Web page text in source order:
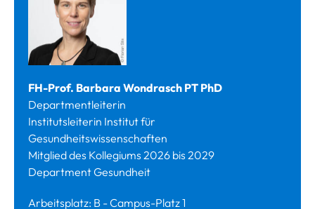
FH-Prof. Barbara Wondrasch PT PhD
Departmentleiterin
Institutsleiterin Institut für
Gesundheitswissenschaften
Mitglied des Kollegiums 2026 bis 2029
Department Gesundheit
Arbeitsplatz: B - Campus-Platz 1